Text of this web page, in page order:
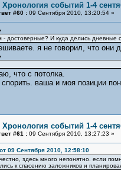
Хронология событий 1-4
#60 :09 Сентября 2010, 13:20:54 »
- достоверные? И куда делись дневные
я не говорил, что они
что с потолка.
ваша и моя позиции
Хронология событий 1-4
#61 :09 Сентября 2010, 13:27:23 »
09 Сентября 2010, 12:58:10
здесь много непонятно. если
к спасению заложников и